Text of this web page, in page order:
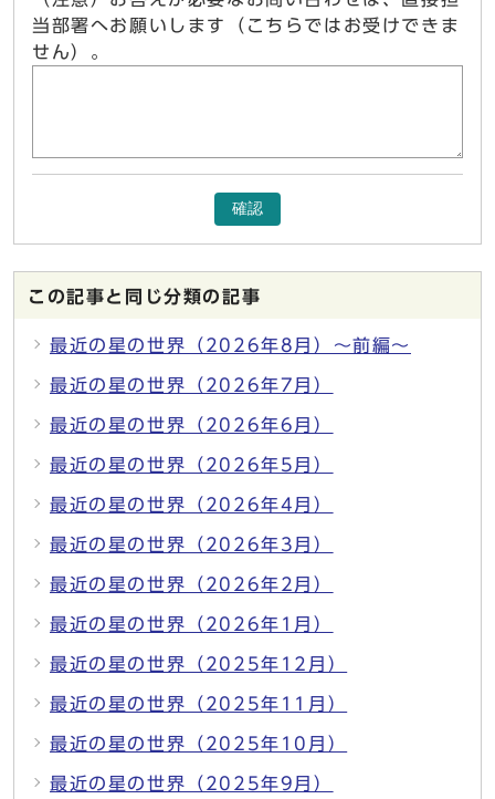
当部署へお願いします（こちらではお受けできま
せん）。
確認
この記事と同じ分類の記事
最近の星の世界（2026年8月）～前編～
最近の星の世界（2026年7月）
最近の星の世界（2026年6月）
最近の星の世界（2026年5月）
最近の星の世界（2026年4月）
最近の星の世界（2026年3月）
最近の星の世界（2026年2月）
最近の星の世界（2026年1月）
最近の星の世界（2025年12月）
最近の星の世界（2025年11月）
最近の星の世界（2025年10月）
最近の星の世界（2025年9月）